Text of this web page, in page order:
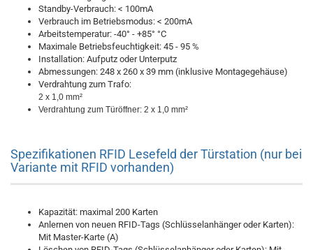
Standby-Verbrauch: < 100mA
Verbrauch im Betriebsmodus: < 200mA
Arbeitstemperatur: -40° - +85° °C
Maximale Betriebsfeuchtigkeit: 45 - 95 %
Installation: Aufputz oder Unterputz
Abmessungen: 248 x 260 x 39 mm (inklusive Montagegehäuse)
Verdrahtung zum Trafo:
2 x 1,0 mm²
Verdrahtung zum Türöffner: 2 x 1,0 mm²
Spezifikationen RFID Lesefeld der Türstation (nur bei
Variante mit RFID vorhanden)
Kapazität: maximal 200 Karten
Anlernen von neuen RFID-Tags (Schlüsselanhänger oder Karten):
Mit Master-Karte (A)